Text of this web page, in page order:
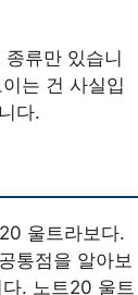
류만 있습니
는 건 사실입
다.
울트라보다.
통점을 알아보
. 노트20 울트